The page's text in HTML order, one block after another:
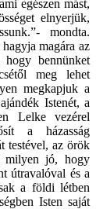
egészen mást,
elnyerjük,
mondta.
magára az
bennünket
meg lehet
megkapjuk a
Istenét, a
Lelke vezérel
a házasság
testével, az örök
milyen jó, hogy
útravalóval és a
a földi létben
Isten saját